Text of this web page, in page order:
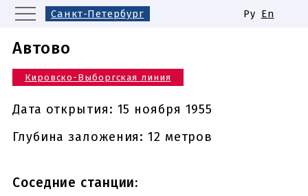
Санкт-Петербург
Казань
Новосибирск
Самара
Одинаковые названия станций
метро
Ру En
Автово
Кировско-Выборгская линия
Дата открытия: 15 ноября 1955
Глубина заложения: 12 метров
Соседние станции: